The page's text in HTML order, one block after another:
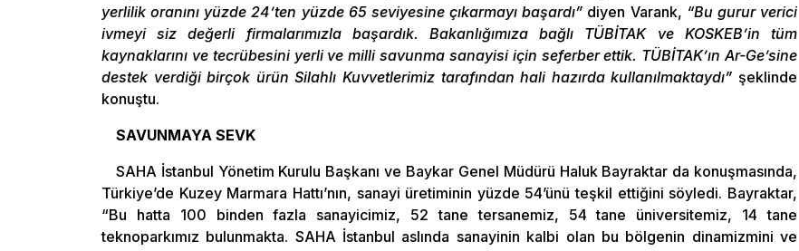
yerlilik oranını yüzde 24’ten yüzde 65 seviyesine çıkarmayı başardı” diyen Varank, “Bu gurur verici
ivmeyi siz değerli firmalarımızla başardık. Bakanlığımıza bağlı TÜBİTAK ve KOSKEB’in tüm
kaynaklarını ve tecrübesini yerli ve milli savunma sanayisi için seferber ettik. TÜBİTAK’ın Ar-Ge’sine
destek verdiği birçok ürün Silahlı Kuvvetlerimiz tarafından hali hazırda kullanılmaktaydı” şeklinde
konuştu.
SAVUNMAYA SEVK
SAHA İstanbul Yönetim Kurulu Başkanı ve Baykar Genel Müdürü Haluk Bayraktar da konuşmasında,
Türkiye’de Kuzey Marmara Hattı’nın, sanayi üretiminin yüzde 54’ünü teşkil ettiğini söyledi. Bayraktar,
“Bu hatta 100 binden fazla sanayicimiz, 52 tane tersanemiz, 54 tane üniversitemiz, 14 tane
teknoparkımız bulunmakta. SAHA İstanbul aslında sanayinin kalbi olan bu bölgenin dinamizmini ve